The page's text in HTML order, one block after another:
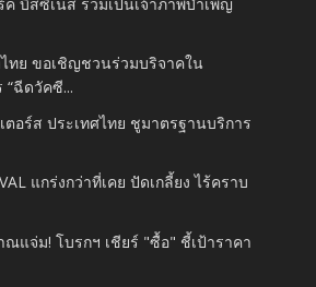
ทย ขอเชิญชวนร่วมบริจาคใน
“ฉีดวัคซี...
อร์ส ประเทศไทย ชูมาตรฐานบริการ
แกร่งกว่าที่เคย ปัดเกลี้ยง ไร้คราบ
แจ่ม! โบรกฯ เชียร์ "ซื้อ" ชี้เป้าราคา